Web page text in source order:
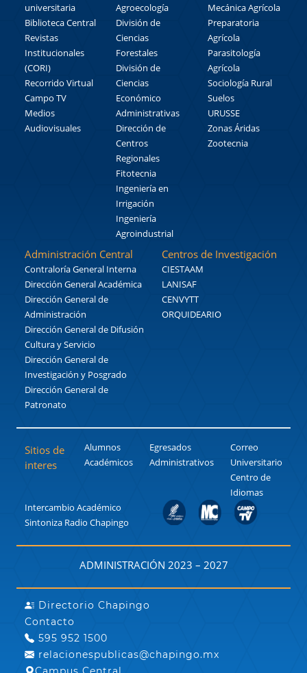
universitaria
Biblioteca Central
Revistas
Institucionales
(CORI)
Recorrido Virtual
Campo TV
Medios
Audiovisuales
Agroecología
División de
Ciencias
Forestales
División de
Ciencias
Económico
Administrativas
Dirección de
Centros
Regionales
Fitotecnia
Ingeniería en
Irrigación
Ingeniería
Agroindustrial
Mecánica Agrícola
Preparatoria
Agrícola
Parasitología
Agrícola
Sociología Rural
Suelos
URUSSE
Zonas Áridas
Zootecnia
Administración Central
Contraloría General Interna
Dirección General Académica
Dirección General de
Administración
Dirección General de Difusión
Cultura y Servicio
Dirección General de
Investigación y Posgrado
Dirección General de
Patronato
Centros de Investigación
CIESTAAM
LANISAF
CENVYTT
ORQUIDEARIO
Sitios de
interes
Alumnos
Académicos
Egresados
Administrativos
Correo
Universitario
Centro de
Idiomas
Intercambio Académico
Sintoniza Radio Chapingo
ADMINISTRACIÓN 2023 – 2027
Directorio Chapingo
Contacto
595 952 1500
relacionespublicas@chapingo.mx